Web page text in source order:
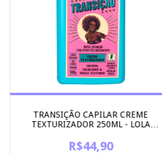
TRANSIÇÃO CAPILAR CREME
TEXTURIZADOR 250ML - LOLA
R$44,90